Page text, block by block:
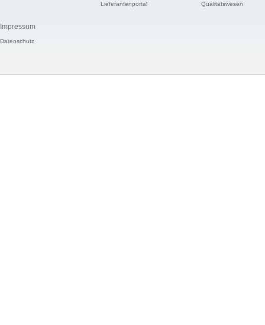
Lieferantenportal
Qualitätswesen
Impressum
Datenschutz